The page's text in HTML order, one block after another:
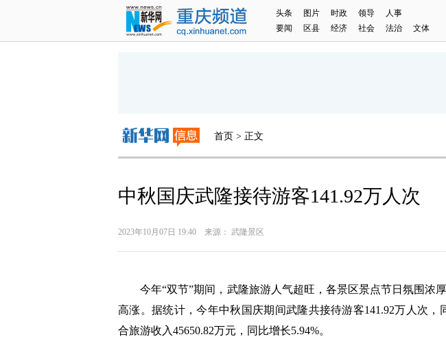
头条 图片 时政 领导
人事
要闻
区县 经济 社会 法治 文体
首页 > 正文
中秋国庆武隆接待游客141.92万人次
2023年10月07日 19:40 来源： 武隆景区
今年“双节”期间，武隆旅游人气超旺，各景区景点节日氛围浓
高涨。据统计，今年中秋国庆期间武隆共接待游客141.92万人次，
合旅游收入45650.82万元，同比增长5.94%。